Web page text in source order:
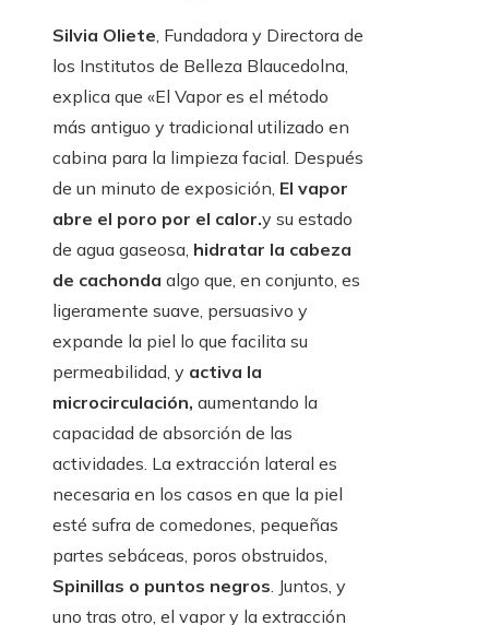
Silvia Oliete, Fundadora y Directora de
los Institutos de Belleza Blaucedolna,
explica que «El Vapor es el método
más antiguo y tradicional utilizado en
cabina para la limpieza facial. Después
de un minuto de exposición, El vapor
abre el poro por el calor.y su estado
de agua gaseosa, hidratar la cabeza
de cachonda algo que, en conjunto, es
ligeramente suave, persuasivo y
expande la piel lo que facilita su
permeabilidad, y activa la
microcirculación, aumentando la
capacidad de absorción de las
actividades. La extracción lateral es
necesaria en los casos en que la piel
esté sufra de comedones, pequeñas
partes sebáceas, poros obstruidos,
Spinillas o puntos negros. Juntos, y
uno tras otro, el vapor y la extracción